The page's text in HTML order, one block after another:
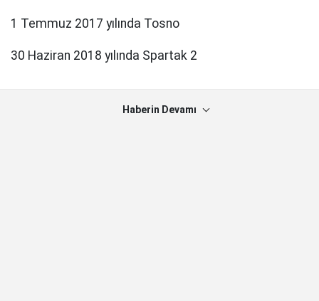
1 Temmuz 2017 yılında Tosno
30 Haziran 2018 yılında Spartak 2
Haberin Devamı